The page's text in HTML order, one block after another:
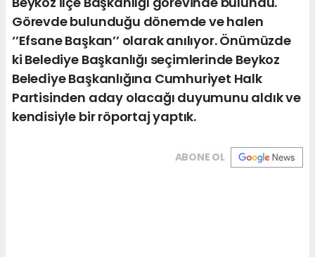
Görevde bulunduğu dönemde ve halen
‘’Efsane Başkan’’ olarak anılıyor. Önümüzde
ki Belediye Başkanlığı seçimlerinde Beykoz
Belediye Başkanlığına Cumhuriyet Halk
Partisinden aday olacağı duyumunu aldık ve
kendisiyle bir röportaj yaptık.
ABONE OL